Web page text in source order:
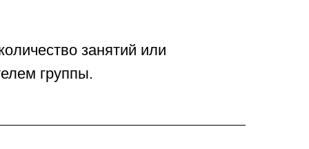
занятий или
группы.